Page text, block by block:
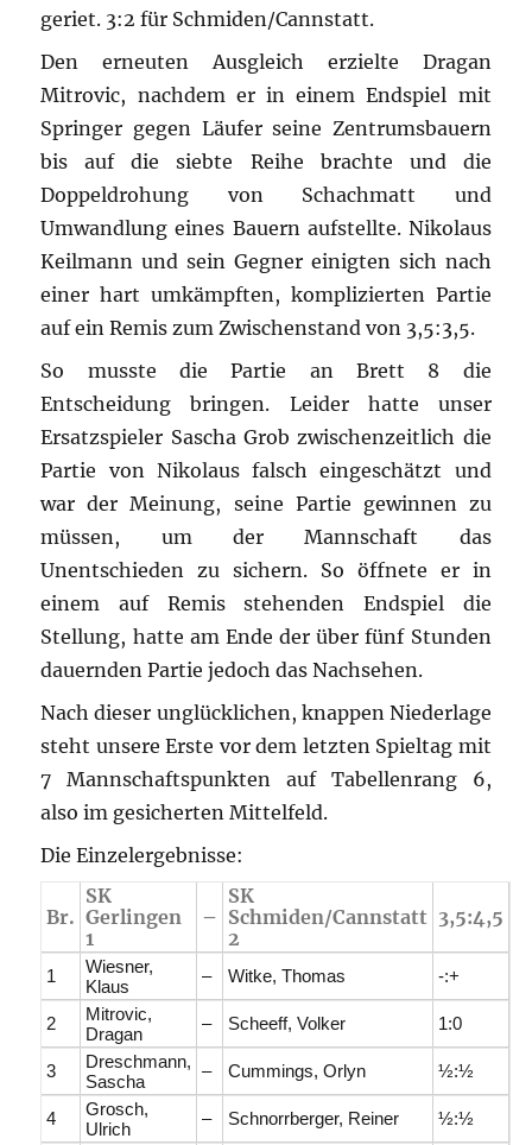
geriet. 3:2 für Schmiden/Cannstatt.
Den erneuten Ausgleich erzielte Dragan
Mitrovic, nachdem er in einem Endspiel mit
Springer gegen Läufer seine Zentrumsbauern
bis auf die siebte Reihe brachte und die
Doppeldrohung von Schachmatt und
Umwandlung eines Bauern aufstellte. Nikolaus
Keilmann und sein Gegner einigten sich nach
einer hart umkämpften, komplizierten Partie
auf ein Remis zum Zwischenstand von 3,5:3,5.
So musste die Partie an Brett 8 die
Entscheidung bringen. Leider hatte unser
Ersatzspieler Sascha Grob zwischenzeitlich die
Partie von Nikolaus falsch eingeschätzt und
war der Meinung, seine Partie gewinnen zu
müssen, um der Mannschaft das
Unentschieden zu sichern. So öffnete er in
einem auf Remis stehenden Endspiel die
Stellung, hatte am Ende der über fünf Stunden
dauernden Partie jedoch das Nachsehen.
Nach dieser unglücklichen, knappen Niederlage
steht unsere Erste vor dem letzten Spieltag mit
7 Mannschaftspunkten auf Tabellenrang 6,
also im gesicherten Mittelfeld.
Die Einzelergebnisse:
Br.
SK
Gerlingen
1
–
SK
Schmiden/Cannstatt
2
3,5:4,5
1
Wiesner,
Klaus
– Witke, Thomas -:+
2
Mitrovic,
Dragan
– Scheeff, Volker 1:0
3
Dreschmann,
Sascha
– Cummings, Orlyn ½:½
4
Grosch,
Ulrich
– Schnorrberger, Reiner ½:½